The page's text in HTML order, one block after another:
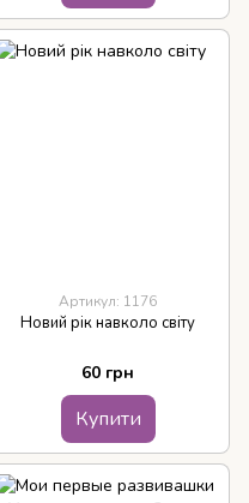
Артикул: 1176
Новий рік навколо світу
60 грн
Купити